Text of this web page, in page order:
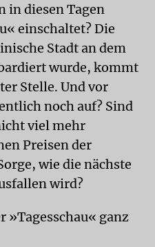
in diesen Tagen
einschaltet? Die
Stadt an dem
wurde, kommt
Stelle. Und vor
noch auf? Sind
viel mehr
Preisen der
wie die nächste
wird?
»Tagesschau« ganz